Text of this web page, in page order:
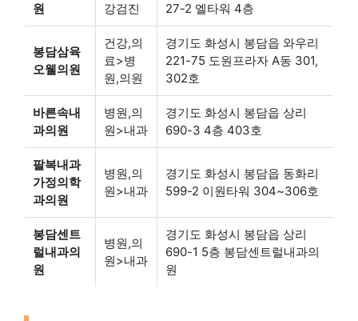
원
강검진
27-2 엘타워 4층
봉담삼육
오웰의원
건강,의
료>병
원,의원
경기도 화성시 봉담읍 와우리
221-75 도원프라자 A동 301,
302호
바른속내
과의원
병원,의
원>내과
경기도 화성시 봉담읍 상리
690-3 4층 403호
팔복내과
가정의학
과의원
병원,의
원>내과
경기도 화성시 봉담읍 동화리
599-2 이원타워 304~306호
봉담센트
럴내과의
원
병원,의
원>내과
경기도 화성시 봉담읍 상리
690-1 5층 봉담센트럴내과의
원